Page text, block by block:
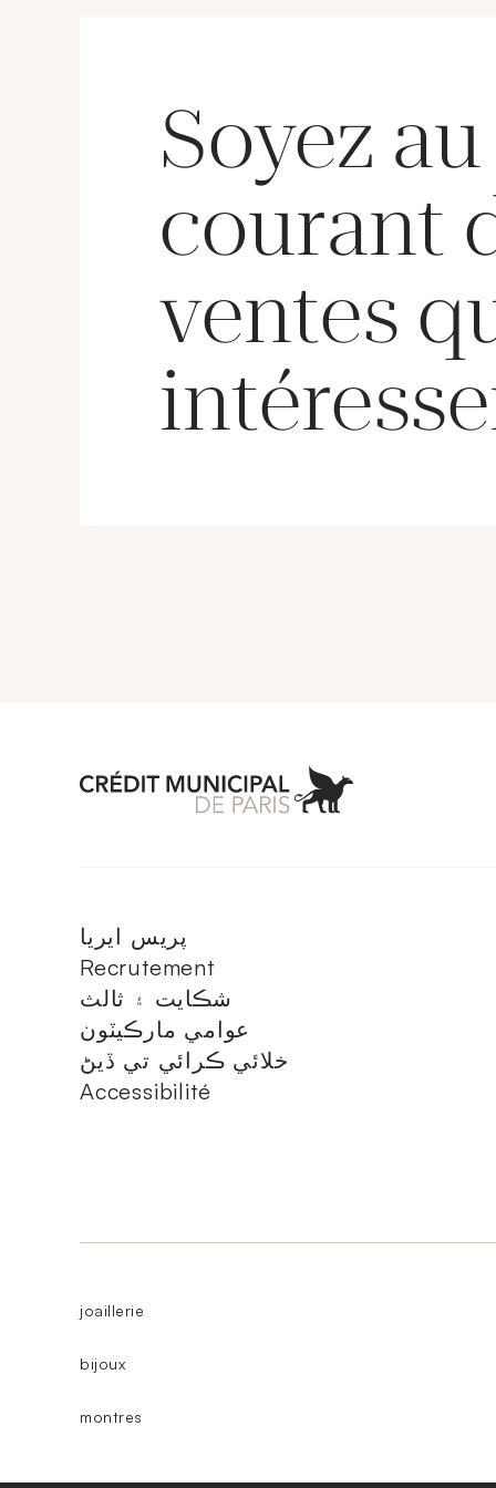
Soyez au
courant
ventes
Aller à l'accueil
پريس ايريا
Recrutement
شڪايت ۽ ثالث
عوامي مارڪيٽون
خلائي ڪرائي تي ڏيڻ
Accessibilité
joaillerie
bijoux
montres